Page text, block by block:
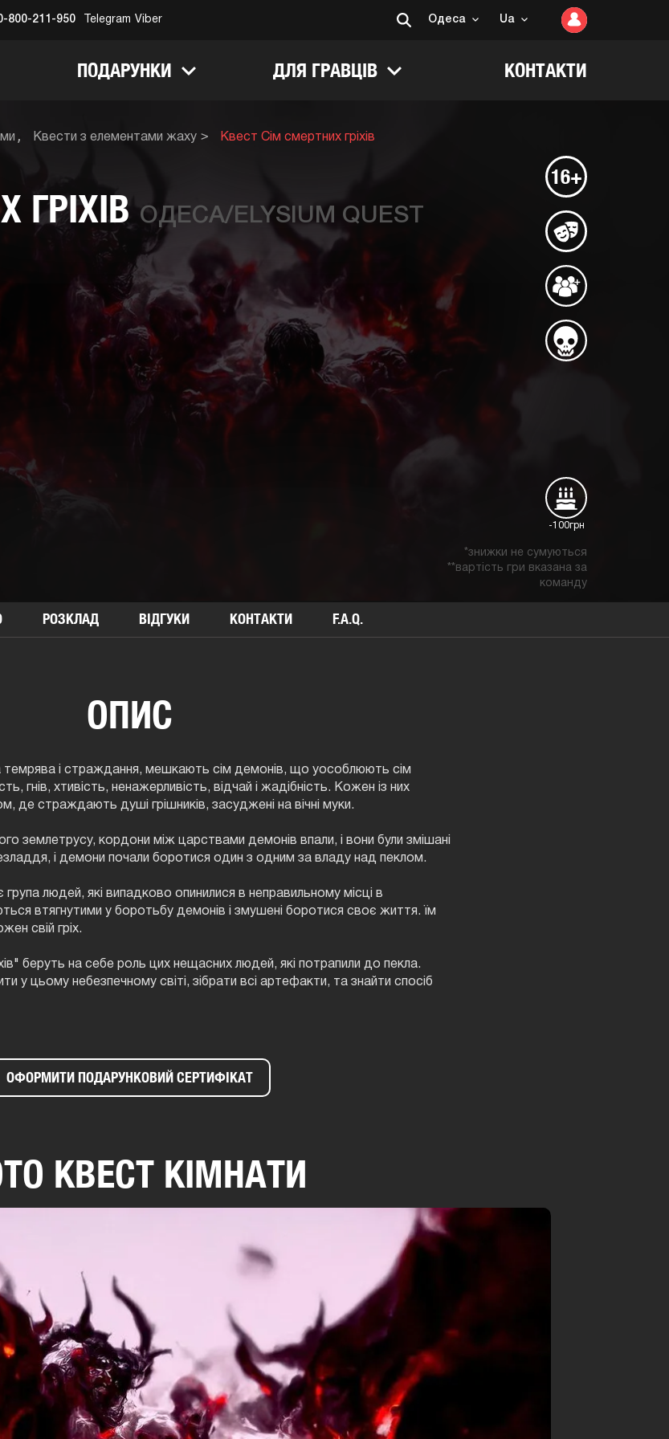
800-211-950 Telegram Viber Одеса Ua
ПОДАРУНКИ ДЛЯ ГРАВЦІВ КОНТАКТИ
Квести з елементами жаху Квест Сім смертних гріхів
ГРІХІВОДЕСА/ELYSIUM QUEST
16+
-100грн
*знижки не сумуються
**вартість гри вказана за
команду
РОЗКЛАД ВІДГУКИ КОНТАКТИ F.A.Q.
ОПИС
темрява і страждання, мешкають сім демонів, що уособлюють сім
гнів, хтивість, ненажерливість, відчай і жадібність. Кожен із них
де страждають душі грішників, засуджені на вічні муки.
землетрусу, кордони між царствами демонів впали, і вони були змішані
і демони почали боротися один з одним за владу над пеклом.
людей, які випадково опинилися в неправильному місці в
втягнутими у боротьбу демонів і змушені боротися своє життя. їм
свій гріх.
беруть на себе роль цих нещасних людей, які потрапили до пекла.
у цьому небезпечному світі, зібрати всі артефакти, та знайти спосіб
ОФОРМИТИ ПОДАРУНКОВИЙ СЕРТИФІКАТ
КВЕСТ КІМНАТИ